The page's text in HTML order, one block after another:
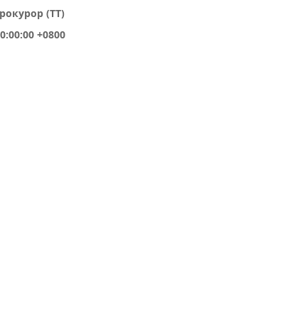
(ТТ)
+0800